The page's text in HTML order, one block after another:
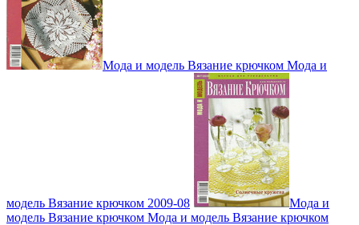
Мода и модель Вязание крючком Мода и
модель Вязание крючком 2009-08
Мода и
модель Вязание крючком Мода и модель Вязание крючком